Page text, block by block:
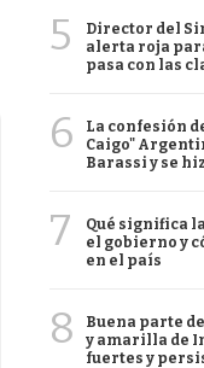
5
Director del
alerta roja
pasa con las
6
La confesión
Caigo"
Barassi y se
7
Qué significa
el gobierno y
en el país
8
Buena parte
y amarilla de
fuertes y